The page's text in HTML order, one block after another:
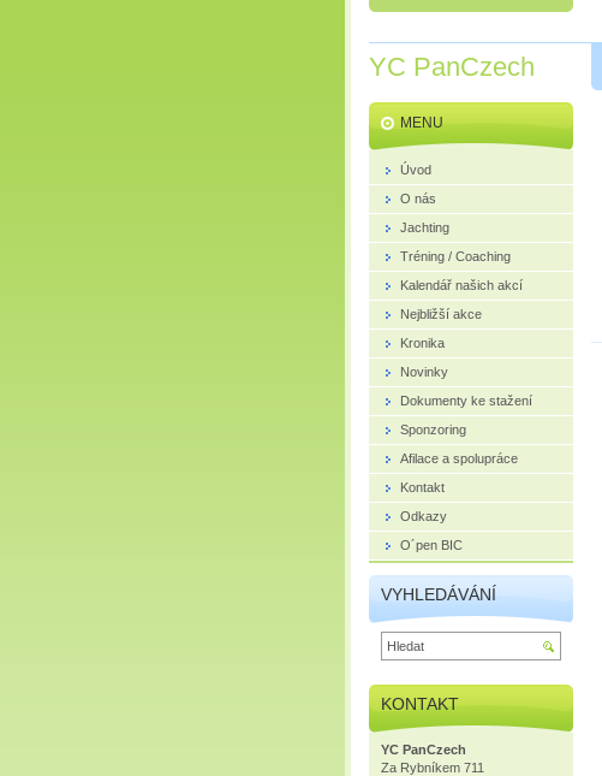
YC PanCzech
MENU
Úvod
O nás
Jachting
Tréning / Coaching
Kalendář našich akcí
Nejbližší akce
Kronika
Novinky
Dokumenty ke stažení
Sponzoring
Afilace a spolupráce
Kontakt
Odkazy
O´pen BIC
VYHLEDÁVÁNÍ
KONTAKT
YC PanCzech
Za Rybníkem 711